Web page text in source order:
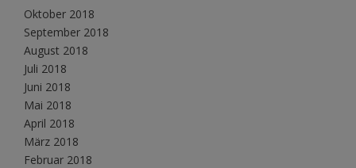
Oktober 2018
September 2018
August 2018
Juli 2018
Juni 2018
Mai 2018
April 2018
März 2018
Februar 2018